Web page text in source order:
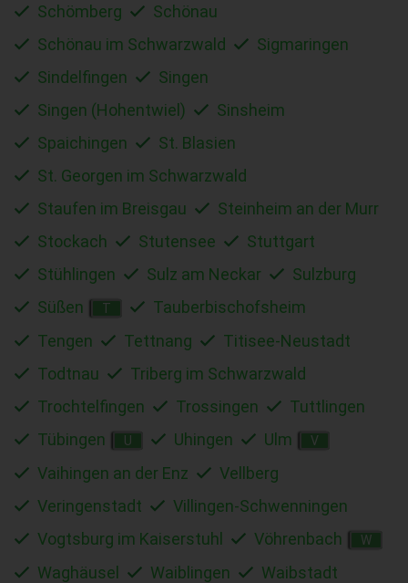
Schömberg
Schönau
Schönau im Schwarzwald
Sigmaringen
Sindelfingen
Singen
Singen (Hohentwiel)
Sinsheim
Spaichingen
St. Blasien
St. Georgen im Schwarzwald
Staufen im Breisgau
Steinheim an der Murr
Stockach
Stutensee
Stuttgart
Stühlingen
Sulz am Neckar
Sulzburg
Süßen
T
Tauberbischofsheim
Tengen
Tettnang
Titisee-Neustadt
Todtnau
Triberg im Schwarzwald
Trochtelfingen
Trossingen
Tuttlingen
Tübingen
U Uhingen Ulm V
Vaihingen an der Enz
Vellberg
Veringenstadt
Villingen-Schwenningen
Vogtsburg im Kaiserstuhl
Vöhrenbach W
Waghäusel Waiblingen
Waibstadt